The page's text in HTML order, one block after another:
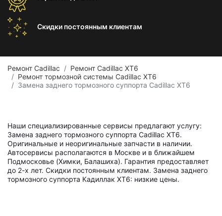
Скидки постоянным клиентам
Ремонт Cadillac
Ремонт Cadillac XT6
Ремонт тормозной системы Cadillac XT6
Замена заднего тормозного суппорта Cadillac XT6
Наши специализированные сервисы предлагают услугу:
Замена заднего тормозного суппорта Cadillac XT6.
Оригинальные и неоригинальные запчасти в наличии.
Автосервисы располагаются в Москве и в ближайшем
Подмосковье (Химки, Балашиха). Гарантия предоставляет
до 2-х лет. Скидки постоянным клиентам. Замена заднего
тормозного суппорта Кадиллак ХТ6: низкие цены.